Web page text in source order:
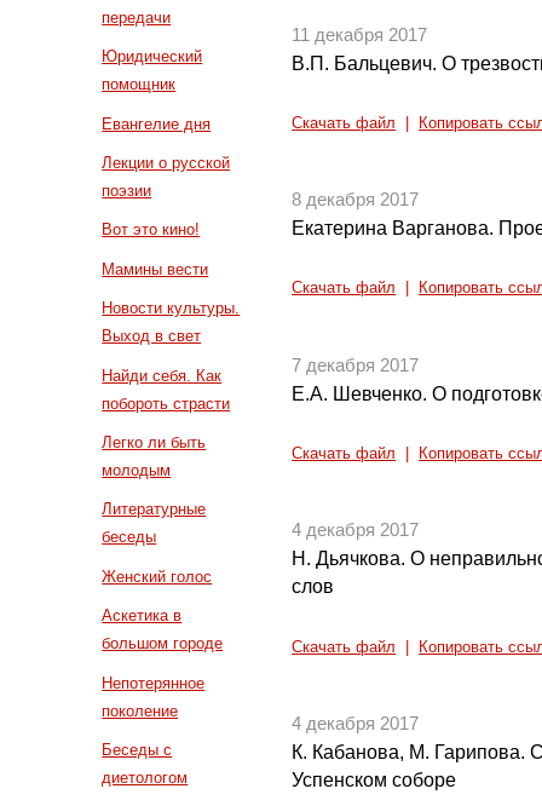
передачи
Юридический
помощник
Евангелие дня
Лекции о русской
поэзии
Вот это кино!
Мамины вести
Новости культуры.
Выход в свет
Найди себя. Как
побороть страсти
Легко ли быть
молодым
Литературные
беседы
Женский голос
Аскетика в
большом городе
Непотерянное
поколение
Беседы с
диетологом
11 декабря 2017
В.П. Бальцевич. О
Скачать файл Копировать
8 декабря 2017
Екатерина Варганова.
Скачать файл Копировать
7 декабря 2017
Е.А. Шевченко. О
Скачать файл Копировать
4 декабря 2017
Н. Дьячкова. О
слов
Скачать файл Копировать
4 декабря 2017
К. Кабанова, М. Гарипова.
Успенском соборе